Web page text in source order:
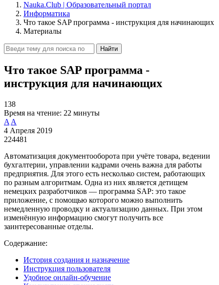
Nauka.Club | Образовательный портал
Информатика
Что такое SAP программа - инструкция для начинающих
Материалы
Найти
Что такое SAP программа -
инструкция для начинающих
138
Время на чтение: 22 минуты
A A
4 Апреля 2019
224481
Автоматизация документооборота при учёте товара, ведении
бухгалтерии, управлении кадрами очень важна для работы
предприятия. Для этого есть несколько систем, работающих
по разным алгоритмам. Одна из них является детищем
немецких разработчиков — программа SAP: это такое
приложение, с помощью которого можно выполнить
немедленную проводку и актуализацию данных. При этом
изменённую информацию смогут получить все
заинтересованные отделы.
Содержание:
История создания и назначение
Инструкция пользователя
Удобное онлайн-обучение